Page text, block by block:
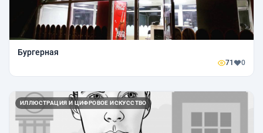
Бургерная
71 0
ИЛЛЮСТРАЦИЯ И ЦИФРОВОЕ ИСКУССТВО